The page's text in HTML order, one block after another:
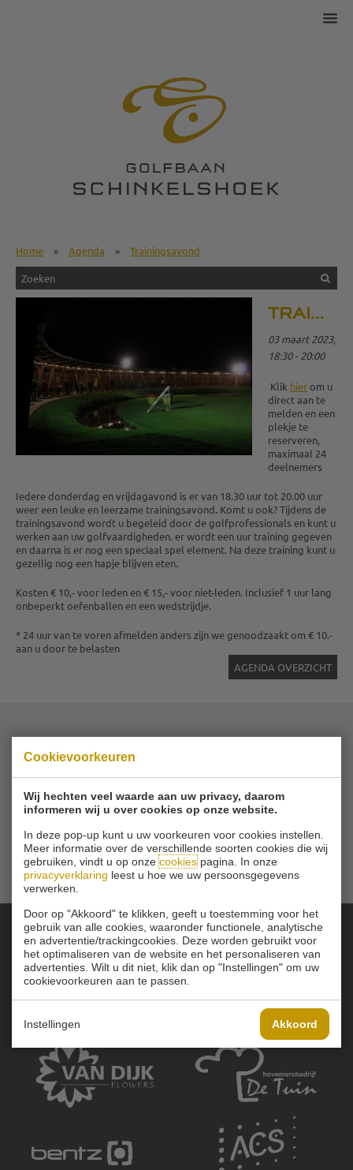
Cookievoorkeuren
Wij hechten veel waarde aan uw privacy, daarom
informeren wij u over cookies op onze website.
In deze pop-up kunt u uw voorkeuren voor cookies instellen.
Meer informatie over de verschillende soorten cookies die wij
gebruiken, vindt u op onzecookiespagina. In onze
privacyverklaring leest u hoe we uw persoonsgegevens
verwerken.
Door op "Akkoord" te klikken, geeft u toestemming voor het
gebruik van alle cookies, waaronder functionele, analytische
en advertentie/trackingcookies. Deze worden gebruikt voor
het optimaliseren van de website en het personaliseren van
advertenties. Wilt u dit niet, klik dan op "Instellingen" om uw
cookievoorkeuren aan te passen.
Instellingen Akkoord
Home » Agenda » Trainingsavond
TRAININGSAVOND
03 maart 2023,
18:30 - 20:00
Klik hierom u
direct aan te
melden en een
plekje te
reserveren,
maximaal 24
deelnemers
Iedere donderdag en vrijdagavond is er van 18.30 uur tot 20.00 uur
weer een leuke en leerzame trainingsavond. Komt u ook? Tijdens de
trainingsavond wordt u begeleid door de golfprofessionals en kunt u
werken aan uw golfvaardigheden. er wordt een uur training gegeven
en daarna is er nog een speciaal spel element. Na deze training kunt u
gezellig nog een hapje blijven eten.
Kosten € 10,- voor leden en € 15,- voor niet-leden. Inclusief 1 uur lang
onbeperkt oefenballen en een wedstrijdje.
* 24 uur van te voren afmelden anders zijn we genoodzaakt om € 10.-
aan u door te belasten
AGENDA OVERZICHT
© 2026 Golfbaan Schinkelshoek
Emailinfo@golfbaanschinkelshoek.nl
Onze sponsoren: